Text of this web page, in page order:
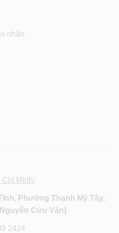
nhận
Chí Minh:
Phường Thạnh Mỹ Tây,
Cửu Vân)
2424